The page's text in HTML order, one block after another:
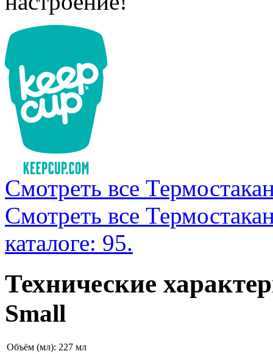
Смотреть все
Смотреть все
каталоге: 95.
Технические
Small
Объём (мл): 227 мл